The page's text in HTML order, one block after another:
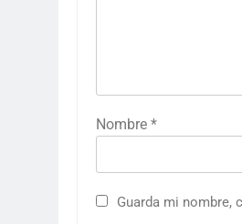
Nombre *
Guarda mi nombre,